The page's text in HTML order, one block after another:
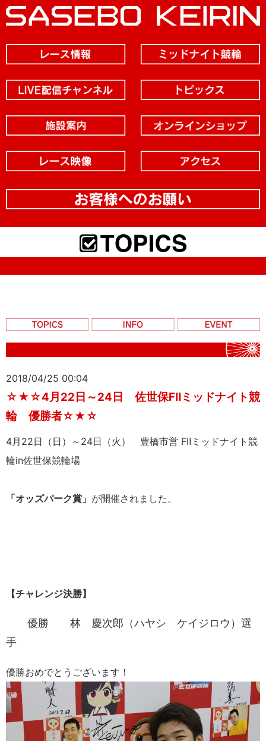
2018/04/25 00:04
☆★☆4月22日～24日 佐世保FⅡミッドナイト競
輪 優勝者☆★☆
4月22日（日）～24日（火） 豊橋市営 FⅡミッドナイト競
輪in佐世保競輪場
「オッズパーク賞」 が開催されました。
【チャレンジ決勝】
優勝 林 慶次郎（ハヤシ ケイジロウ）選
手
優勝おめでとうございます！